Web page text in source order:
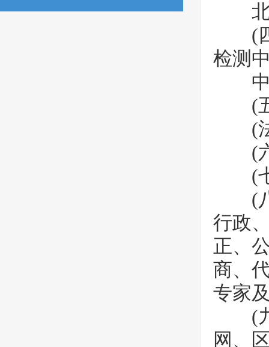
北
(四)
检测
中
(五)
(法
(六)
(七)
(八)
行政
正、
商、
专家
(九)
网、